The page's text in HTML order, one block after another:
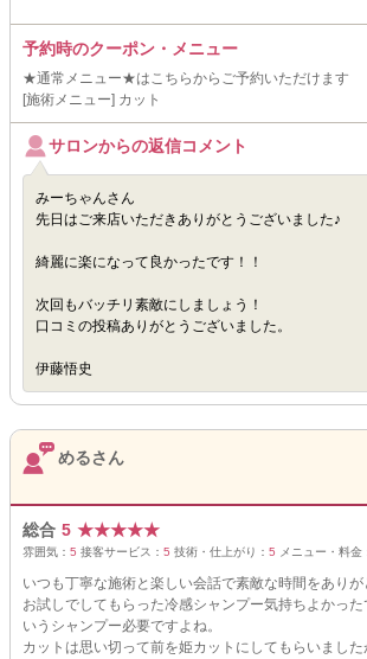
予約時のクーポン・メニュー
★通常メニュー★はこちらからご予約いただけます
[施術メニュー] カット
サロンからの返信コメント
みーちゃんさん
先日はご来店いただきありがとうございました♪
綺麗に楽になって良かったです！！
次回もバッチリ素敵にしましょう！
口コミの投稿ありがとうございました。
伊藤悟史
めるさん
総合 5 ★★★★★
雰囲気： 5 接客サービス： 5 技術・仕上がり： 5 メニュー・料金
いつも丁寧な施術と楽しい会話で素敵な時間をありが
お試しでしてもらった冷感シャンプー気持ちよかっ
いうシャンプー必要ですよね。
カットは思い切って前を姫カットにしてもらいまし